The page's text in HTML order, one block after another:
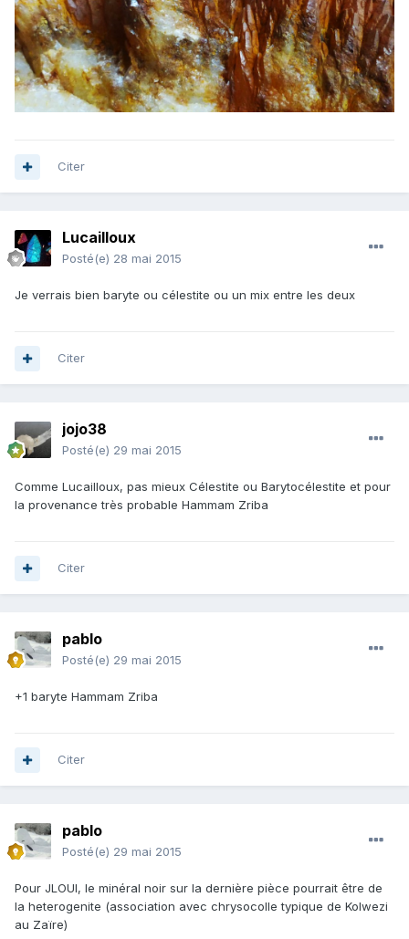
Citer
Lucailloux
Posté(e) 28 mai 2015
Je verrais bien baryte ou célestite ou un mix entre les deux
Citer
jojo38
Posté(e) 29 mai 2015
Comme Lucailloux, pas mieux Célestite ou Barytocélestite et pour
la provenance très probable Hammam Zriba
Citer
pablo
Posté(e) 29 mai 2015
+1 baryte Hammam Zriba
Citer
pablo
Posté(e) 29 mai 2015
Pour JLOUI, le minéral noir sur la dernière pièce pourrait être de
la heterogenite (association avec chrysocolle typique de Kolwezi
au Zaïre)